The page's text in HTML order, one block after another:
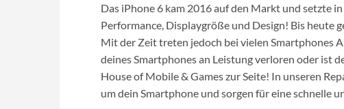
Das iPhone 6 kam 2016 auf den Markt und setzte
Performance, Displaygröße und Design! Bis heute
Mit der Zeit treten jedoch bei vielen Smartphones
deines Smartphones an Leistung verloren oder ist
House of Mobile & Games zur Seite! In unseren
um dein Smartphone und sorgen für eine schnelle